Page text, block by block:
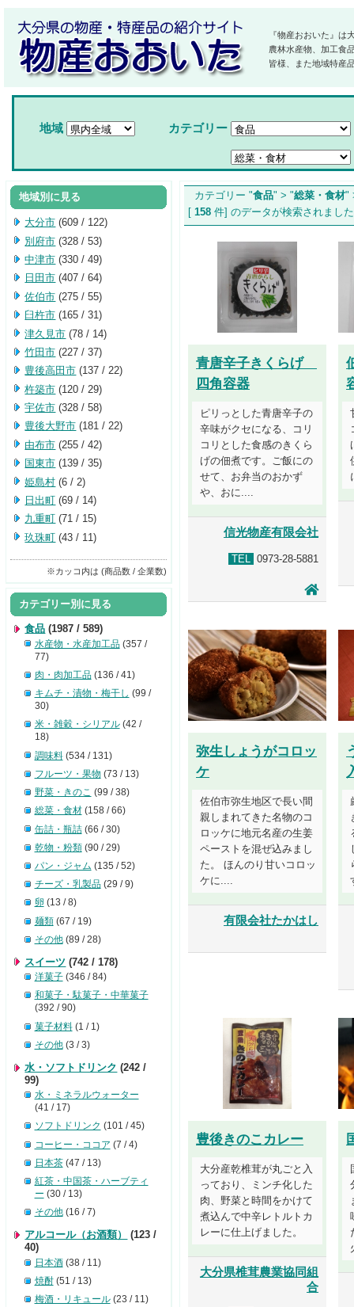
『物産おおいた』は
農林水産物、加工食
皆様、また地域特産
地域 カテゴリー
カテゴリー "食品" > "総菜・食材"
[ 158 件] のデータが検索され
青唐辛子きくらげ
四角容器
ピリっとした青唐辛子の
辛味がクセになる、コリ
コリとした食感のきくら
げの佃煮です。ご飯にの
せて、お弁当のおかず
や、おに....
信光物産有限会社
TEL 0973-28-5881
弥生しょうがコロッ
ケ
佐伯市弥生地区で長い間
親しまれてきた名物のコ
ロッケに地元名産の生姜
ペーストを混ぜ込みまし
た。 ほんのり甘いコロッ
ケに....
有限会社たかはし
豊後きのこカレー
大分産乾椎茸が丸ごと入
っており、ミンチ化した
肉、野菜と時間をかけて
煮込んで中辛レトルトカ
レーに仕上げました。
大分県椎茸農業協同組
合
地域別に見る
大分市 (609 / 122)
別府市 (328 / 53)
中津市 (330 / 49)
日田市 (407 / 64)
佐伯市 (275 / 55)
臼杵市 (165 / 31)
津久見市 (78 / 14)
竹田市 (227 / 37)
豊後高田市 (137 / 22)
杵築市 (120 / 29)
宇佐市 (328 / 58)
豊後大野市 (181 / 22)
由布市 (255 / 42)
国東市 (139 / 35)
姫島村 (6 / 2)
日出町 (69 / 14)
九重町 (71 / 15)
玖珠町 (43 / 11)
※カッコ内は (商品数 / 企業数)
カテゴリー別に見る
食品 (1987 / 589)
水産物・水産加工品(357 /
77)
肉・肉加工品(136 / 41)
キムチ・漬物・梅干し (99 /
30)
米・雑穀・シリアル(42 /
18)
調味料(534 / 131)
フルーツ・果物 (73 / 13)
野菜・きのこ (99 / 38)
総菜・食材(158 / 66)
缶詰・瓶詰(66 / 30)
乾物・粉類(90 / 29)
パン・ジャム (135 / 52)
チーズ・乳製品(29 / 9)
卵 (13 / 8)
麺類(67 / 19)
その他(89 / 28)
スイーツ (742 / 178)
洋菓子(346 / 84)
和菓子・駄菓子・中華菓子
(392 / 90)
菓子材料(1 / 1)
その他(3 / 3)
水・ソフトドリンク (242 /
99)
水・ミネラルウォーター
(41 / 17)
ソフトドリンク (101 / 45)
コーヒー・ココア (7 / 4)
日本茶(47 / 13)
紅茶・中国茶・ハーブティ
ー (30 / 13)
その他(16 / 7)
アルコール（お酒類）
(123 /
40)
日本酒(38 / 11)
焼酎(51 / 13)
梅酒・リキュール(23 / 11)